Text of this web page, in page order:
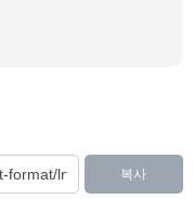
복사